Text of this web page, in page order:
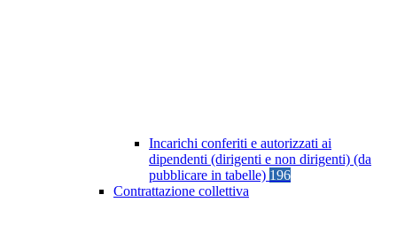
Incarichi conferiti e autorizzati ai
dipendenti (dirigenti e non dirigenti) (da
pubblicare in tabelle) 196
Contrattazione collettiva